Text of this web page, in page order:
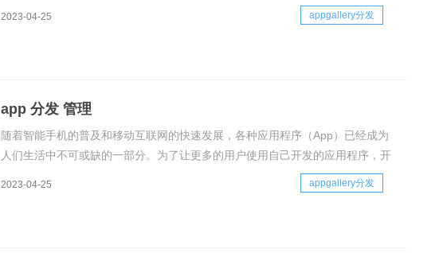
以提高开发者的工作效率，降低开发成本，同时也可以提高应用的质量和用户体
2023-04-25 appgallery分发
app 分发 管理
随着智能手机的普及和移动互联网的快速发展，各种应用程序（App）已经成为
人们生活中不可或缺的一部分。为了让更多的用户使用自己开发的应用程序，开
发者需要将应用程序进行分发。在这个过程中，App 分发管理起到了至关重要
2023-04-25 appgallery分发